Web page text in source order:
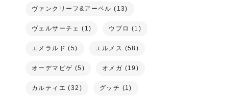
ヴァンクリーフ&アーペル (13)
ヴェルサーチェ (1) ウブロ (1)
エメラルド (5) エルメス (58)
オーデマピゲ (5) オメガ (19)
カルティエ (32) グッチ (1)